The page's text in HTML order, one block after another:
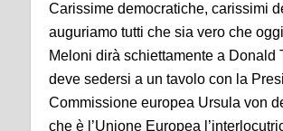
Carissime democratiche, carissimi
auguriamo tutti che sia vero che
Meloni dirà schiettamente a Donald
deve sedersi a un tavolo con la
Commissione europea Ursula von
che è l’Unione Europea